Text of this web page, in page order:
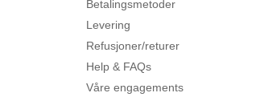
Betalingsmetoder
Levering
Refusjoner/returer
Help & FAQs
Våre engagements